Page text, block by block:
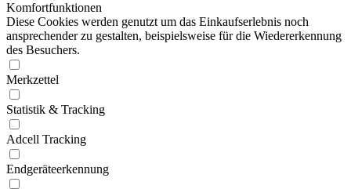
Komfortfunktionen
Diese Cookies werden genutzt um das Einkaufserlebnis noch
ansprechender zu gestalten, beispielsweise für die Wiedererkennung
des Besuchers.
Merkzettel
Statistik & Tracking
Adcell Tracking
Endgeräteerkennung